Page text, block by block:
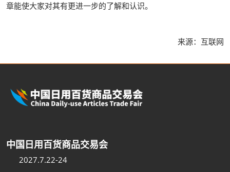
章能使大家对其有更进一步的了解和认识。
来源：互联网
中国日用百货商品交易会
2027.7.22-24